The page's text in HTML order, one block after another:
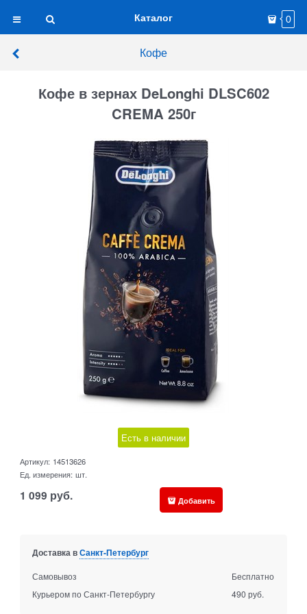
Каталог 0
Кофе
Кофе в зернах DeLonghi DLSC602
CREMA 250г
Есть в наличии
Артикул: 14513626
Ед. измерения: шт.
1 099 руб. Добавить
Доставка вСанкт-Петербург
Самовывоз
Бесплатно
Курьером по Санкт-Петербургу
490 руб.